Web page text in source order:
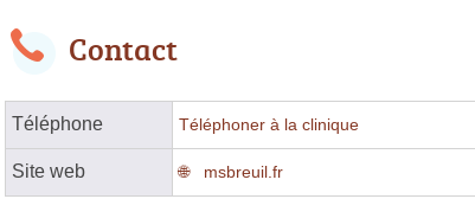
Contact
Téléphone Téléphoner à la clinique
Site web msbreuil.fr